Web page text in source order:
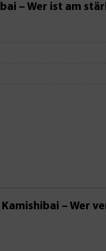
– Wer ist am
– Wer